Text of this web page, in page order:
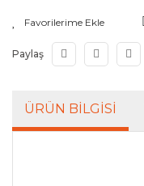
Paylaş
ÜRÜN BILGISI